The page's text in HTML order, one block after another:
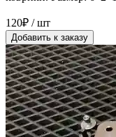
120₽ / шт
Добавить к заказу